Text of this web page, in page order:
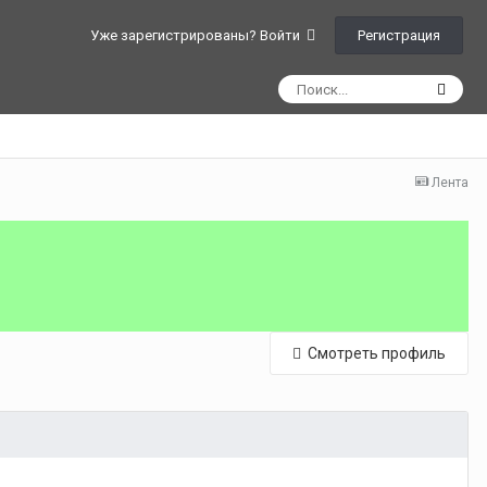
Уже зарегистрированы? Войти Регистрация
Лента
Смотреть профиль